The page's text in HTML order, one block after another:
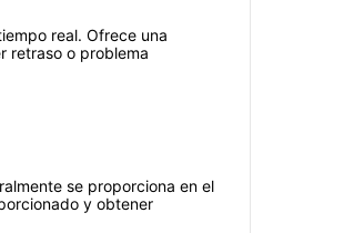
real. Ofrece una
retraso o problema
se proporciona en el
y obtener